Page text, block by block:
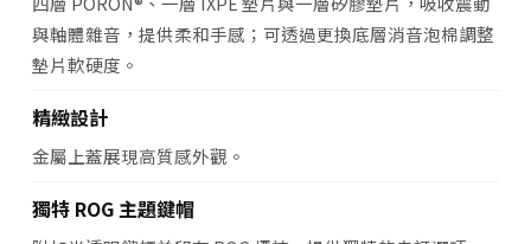
與軸體雜音，提供柔和手感；可透過更換底層消音泡棉調整
墊片軟硬度。
精緻設計
金屬上蓋展現高質感外觀。
獨特 ROG 主題鍵帽